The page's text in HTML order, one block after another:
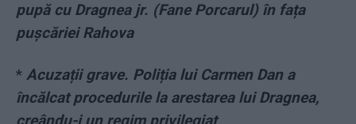
pupă cu Dragnea jr. (Fane Porcarul) în fața
pușcăriei Rahova
* Acuzații grave. Poliția lui Carmen Dan a
încălcat procedurile la arestarea lui Dragnea,